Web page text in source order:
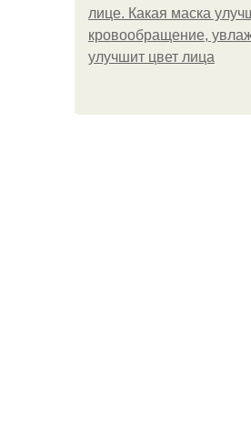
лице. Какая маска
кровообращение,
улучшит цвет лица